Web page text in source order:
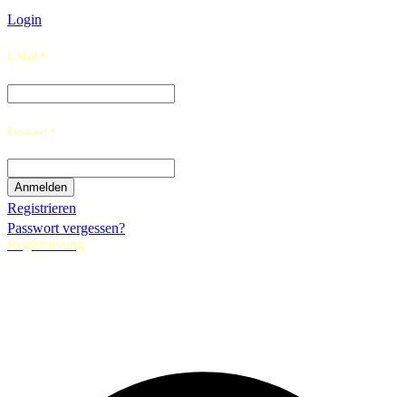
Login
E-Mail *
Passwort *
Registrieren
Passwort vergessen?
Registrierung